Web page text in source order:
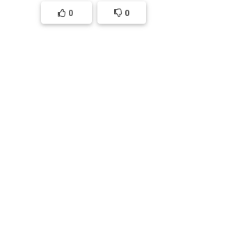
0 0